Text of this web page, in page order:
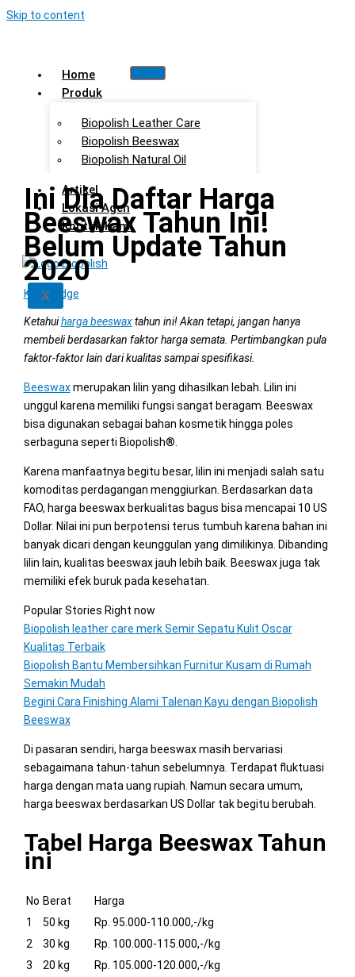
Skip to content
Home
Produk
Biopolish Leather Care
Biopolish Beeswax
Biopolish Natural Oil
Artikel
Lokasi Agen
Kontak Kami
X
Ini Dia Daftar Harga
Beeswax Tahun Ini!
Belum Update Tahun
2020
Knowledge
Ketahuiharga beeswaxtahun ini! Akan tetapi, jangan hanya
membeli berdasarkan faktor harga semata. Pertimbangkan pula
faktor-faktor lain dari kualitas sampai spesifikasi.
Beeswaxmerupakan lilin yang dihasilkan lebah. Lilin ini
unggul karena memiliki fungsi sangat beragam. Beeswax
bisa digunakan sebagai bahan kosmetik hingga poles
serbaguna seperti Biopolish®.
Karena manfaatnya begitu besar, lilin ini menjadi salah satu
komoditas perdagangan menggiurkan. Berdasarkan data
FAO, harga beeswax berkualitas bagus bisa mencapai 10 US
Dollar. Nilai ini pun berpotensi terus tumbuh karena bahan ini
banyak dicari dengan keunggulan yang dimilikinya. Dibanding
lilin lain, kualitas beeswax jauh lebih baik. Beeswax juga tak
memiliki efek buruk pada kesehatan.
Popular Stories Right now
Biopolish leather care merk Semir Sepatu Kulit Oscar
Kualitas Terbaik
Biopolish Bantu Membersihkan Furnitur Kusam di Rumah
Semakin Mudah
Begini Cara Finishing Alami Talenan Kayu dengan Biopolish
Beeswax
Di pasaran sendiri, harga beeswax masih bervariasi
sebagaimana tahun-tahun sebelumnya. Terdapat fluktuasi
harga dengan mata uang rupiah. Namun secara umum,
harga beeswax berdasarkan US Dollar tak begitu berubah.
Tabel Harga Beeswax Tahun
ini
No Berat
Harga
1
50 kg
Rp. 95.000-110.000,-/kg
2
30 kg
Rp. 100.000-115.000,-/kg
3
20 kg
Rp. 105.000-120.000,-/kg